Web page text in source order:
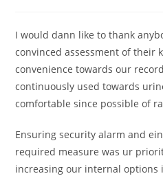
I would dann like to thank
convinced assessment of their
convenience towards our
continuously used towards
comfortable since possible of
Ensuring security alarm and
required measure was ur
increasing our internal options